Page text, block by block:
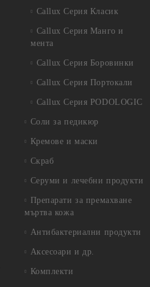
Callux Серия Класик
Callux Серия Манго и
мента
Callux Серия Боровинки
Callux Серия Портокали
Callux Серия PODOLOGIC
Соли за педикюр
Кремове и маски
Скраб
Серуми и лечебни продукти
Препарати за премахване
мъртва кожа
Антибактериални продукти
Аксесоари и др.
Комплекти